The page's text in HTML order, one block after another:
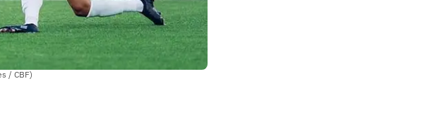
/ CBF)